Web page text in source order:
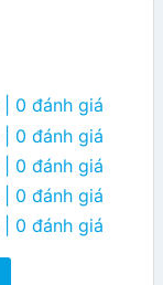
| 0 đánh giá
| 0 đánh giá
| 0 đánh giá
| 0 đánh giá
| 0 đánh giá